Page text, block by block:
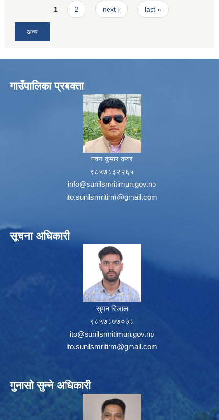
Pages1 2 next › last »
अन्य
गाउँपालिका प्रबक्ता
पवन कुमार कवर
९८५७८३२२६५
info@sunilsmritimun.gov.np
ito.sunilsmritirm@gmail.com
सूचना अधिकारी
सुमन रिजाल
९८५७८७७०३८
ito@sunilsmritimun.gov.np
ito.sunilsmritirm@gmail.com
गुनासो सुन्ने अधिकारी